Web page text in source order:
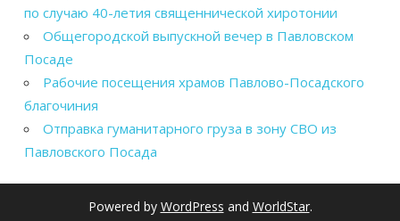
по случаю 40-летия священнической хиротонии
Общегородской выпускной вечер в Павловском
Посаде
Рабочие посещения храмов Павлово-Посадского
благочиния
Отправка гуманитарного груза в зону СВО из
Павловского Посада
Powered by WordPress and WorldStar.